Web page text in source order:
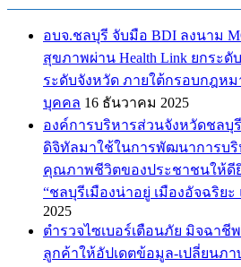
อบจ.ชลบุรี จับมือ BDI ลงนาม
สุขภาพผ่าน Health Link ยกระ
ระดับจังหวัด ภายใต้กรอบกฎห
บุคคล 16 ธันวาคม 2025
องค์การบริหารส่วนจังหวัดชลบุ
ดิจิทัลมาใช้ในการพัฒนาการบริ
คุณภาพชีวิตของประชาชนให้ดี
“ชลบุรีเมืองน่าอยู่ เมืองอัจฉริยะ
2025
ตำรวจไซเบอร์เตือนภัย มิจฉาชี
ลูกค้าให้อัปเดตข้อมูล-เปลี่ยนภ